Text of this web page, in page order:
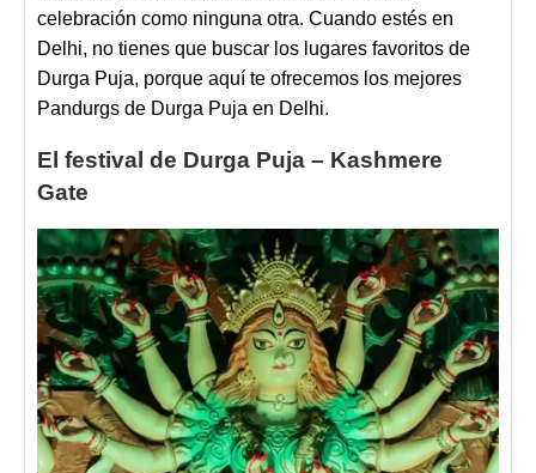
celebración como ninguna otra. Cuando estés en
Delhi, no tienes que buscar los lugares favoritos de
Durga Puja, porque aquí te ofrecemos los mejores
Pandurgs de Durga Puja en Delhi.
El festival de Durga Puja – Kashmere
Gate